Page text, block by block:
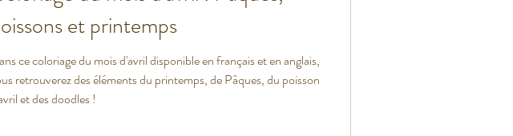
et printemps
ce coloriage du mois d'avril disponible en français et en anglais,
retrouverez des éléments du printemps, de Pâques, du poisson
et des doodles !